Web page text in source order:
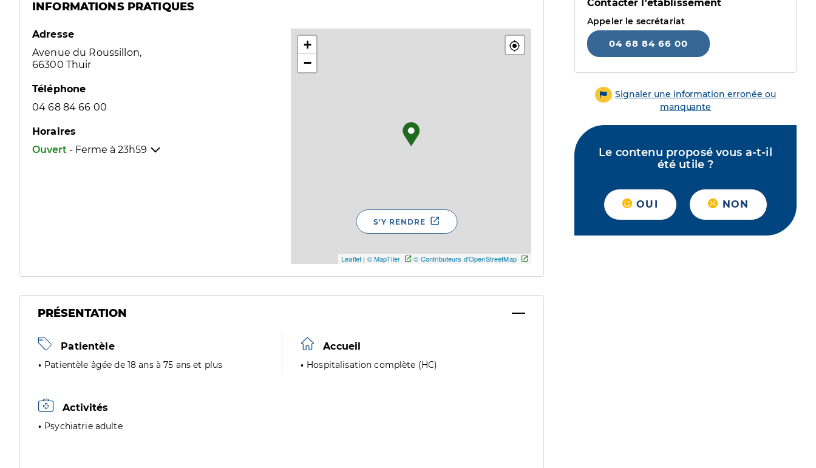
INFORMATIONS PRATIQUES
Adresse
Avenue du Roussillon,
66300 Thuir
Téléphone
04 68 84 66 00
Horaires
Ouvert - Ferme à 23h59
+
−
Leaflet | © MapTiler © Contributeurs d'OpenStreetMap
S'Y RENDRE
PRÉSENTATION
Patientèle
Patientèle âgée de 18 ans à 75 ans et plus
Accueil
Hospitalisation complète (HC)
Activités
Psychiatrie adulte
Contacter l'établissement
Appeler le secrétariat
04 68 84 66 00
Signaler une information erronée ou
manquante
Le contenu proposé vous a-t-il
été utile ?
OUI NON